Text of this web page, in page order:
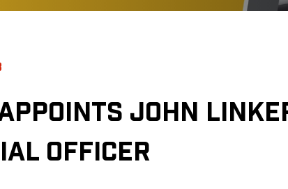
JOHN
OFFICER